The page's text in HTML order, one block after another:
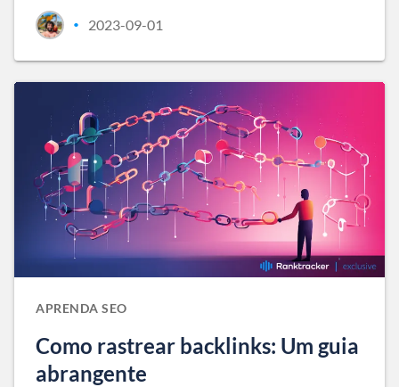
• 2023-09-01
APRENDA SEO
Como rastrear backlinks: Um guia
abrangente